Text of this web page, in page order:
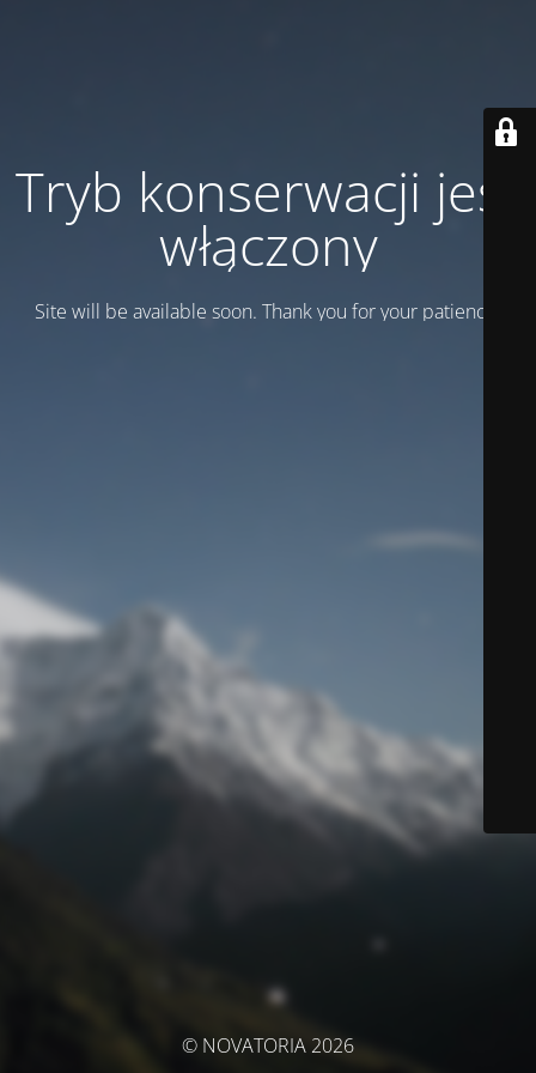
Tryb konserwacji jest
włączony
Site will be available soon. Thank you for your patience!
© NOVATORIA 2026